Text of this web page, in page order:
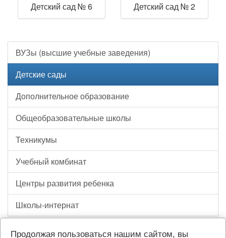
Детский сад № 6 Детский сад № 2
ВУЗы (высшие учебные заведения)
Детские сады
Дополнительное образование
Общеобразовательные школы
Техникумы
Учебный комбинат
Центры развития ребенка
Школы-интернат
Продолжая пользоваться нашим сайтом, вы